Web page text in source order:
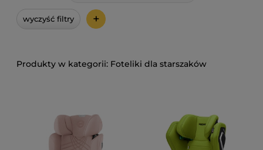
wyczyść filtry +
Foteliki dla starszaków